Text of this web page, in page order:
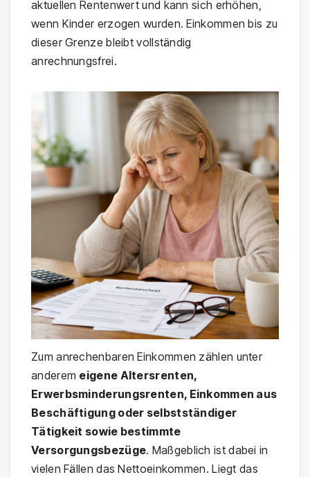
aktuellen Rentenwert und kann sich erhöhen,
wenn Kinder erzogen wurden. Einkommen bis zu
dieser Grenze bleibt vollständig
anrechnungsfrei.
Zum anrechenbaren Einkommen zählen unter
anderem eigene Altersrenten,
Erwerbsminderungsrenten, Einkommen aus
Beschäftigung oder selbstständiger
Tätigkeit sowie bestimmte
Versorgungsbezüge. Maßgeblich ist dabei in
vielen Fällen das Nettoeinkommen. Liegt das